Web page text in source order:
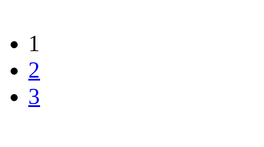
1
2
3